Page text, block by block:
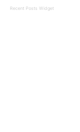
Recent Posts Widget